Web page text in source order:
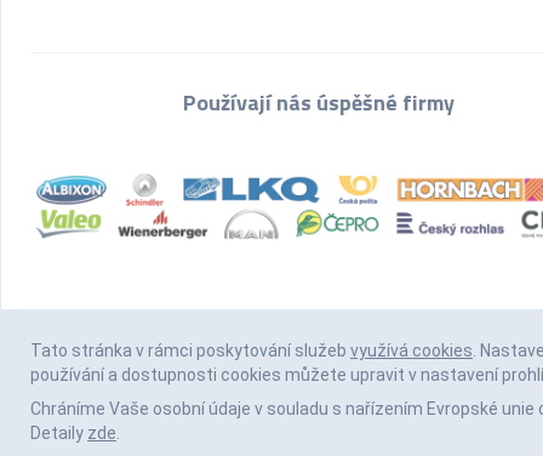
Používají nás úspěšné firmy
Tato stránka v rámci poskytování služeb využívá cookies.
používání a dostupnosti cookies můžete upravit v nastavení
Chráníme Vaše osobní údaje v souladu s nařízením Evropské unie
Detaily zde.